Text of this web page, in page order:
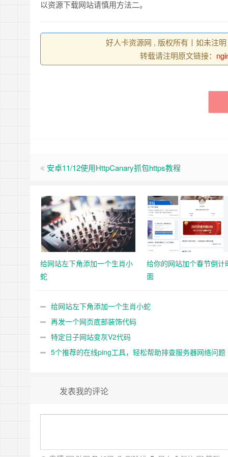
以资源下载网站请慎用方法二。
好人卡资源网 , 版权所有丨如未注
转载请注明原文链接：
安卓11/12使用HttpCanary抓包https教程
给网站左下角添加一个生肖小
蛇
给你的网站加个春节倒计
面
给网站左下角添加一个生肖小蛇
再发一个网页底部装饰代码
特定日子网站变灰V2代码
5个推荐的在线ping工具，轻松帮助排查服务器网络问题
发表我的评论